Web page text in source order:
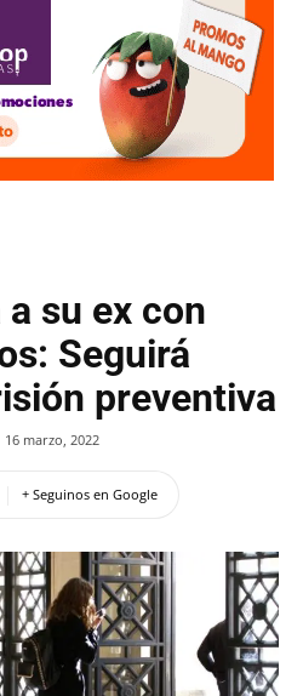
su ex con
Seguirá
preventiva
16 marzo, 2022
+ Seguinos en Google